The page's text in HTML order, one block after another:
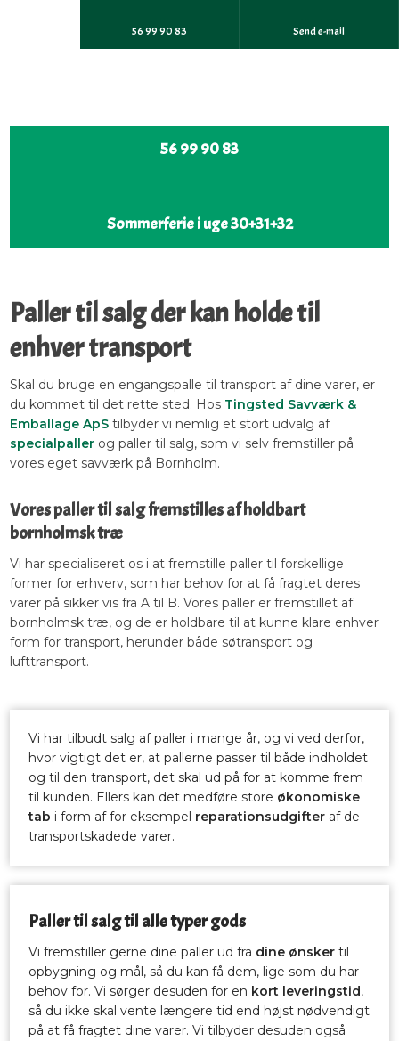
56 99 90 83 Send e-mail
56 99 90 83​
Sommerferie i uge 30+31+32
​Paller til salg der kan holde til
enhver transport
Skal du bruge en engangspalle til transport af dine varer, er
du kommet til det rette sted. Hos Tingsted Savværk &
Emballage ApStilbyder vi nemlig et stort udvalg af
specialpallerog paller til salg, som vi selv fremstiller på
vores eget savværk på Bornholm.
Vores paller til salg fremstilles af holdbart
bornholmsk træ
Vi har specialiseret os i at fremstille paller til forskellige
former for erhverv, som har behov for at få fragtet deres
varer på sikker vis fra A til B. Vores paller er fremstillet af
bornholmsk træ, og de er holdbare til at kunne klare enhver
form for transport, herunder både søtransport og
lufttransport.
Vi har tilbudt salg af paller i mange år, og vi ved derfor,
hvor vigtigt det er, at pallerne passer til både indholdet
og til den transport, det skal ud på for at komme frem
til kunden. Ellers kan det medføre store økonomiske
tab i form af for eksempel reparationsudgifter af de
transportskadede varer.​​
Paller til salg til alle typer gods
Vi fremstiller gerne dine paller ud fra dine ønsker til
opbygning og mål, så du kan få dem, lige som du har
behov for. Vi sørger desuden for en kort leveringstid,
så du ikke skal vente længere tid end højst nødvendigt
på at få fragtet dine varer. Vi tilbyder desuden også